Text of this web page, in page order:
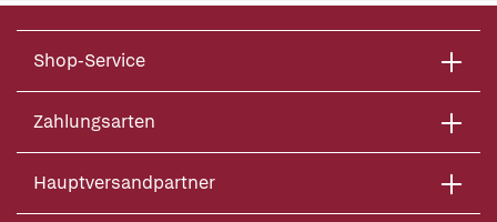
Shop-Service
Zahlungsarten
Hauptversandpartner